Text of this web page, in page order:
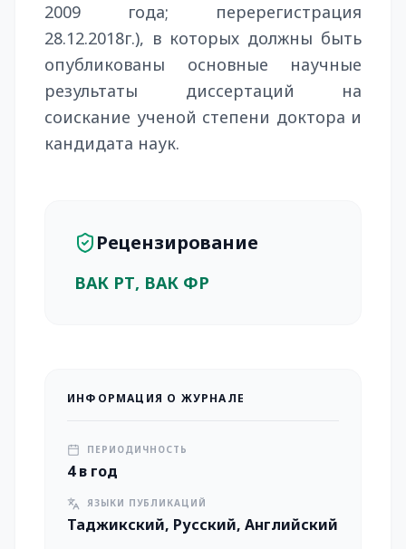
2009 года; перерегистрация
28.12.2018г.), в которых должны быть
опубликованы основные научные
результаты диссертаций на
соискание ученой степени доктора и
кандидата наук.
Рецензирование
ВАК РТ, ВАК ФР
ИНФОРМАЦИЯ О ЖУРНАЛЕ
ПЕРИОДИЧНОСТЬ
4 в год
ЯЗЫКИ ПУБЛИКАЦИЙ
Таджикский, Русский, Английский